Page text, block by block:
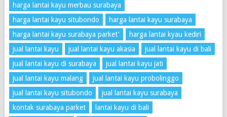
harga lantai kayu merbau surabaya
harga lantai kayu situbondo
harga lantai kayu surabaya
harga lantai kayu surabaya parket'
harga lantai kyau kediri
jual lantai kayu
jual lantai kayu akasia
jual lantai kayu di bali
jual lantai kayu di surabaya
jual lantai kayu jati
jual lantai kayu malang
jual lantai kayu probolinggo
jual lantai kayu situbondo
jual lantai kayu surabaya
kontak surabaya parket
lantai kayu di bali